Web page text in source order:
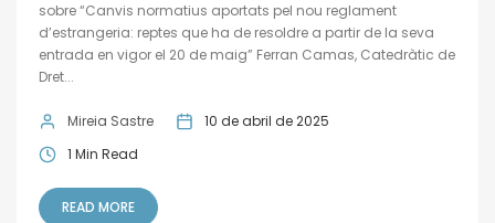
sobre “Canvis normatius aportats pel nou reglament
d’estrangeria: reptes que ha de resoldre a partir de la seva
entrada en vigor el 20 de maig” Ferran Camas, Catedràtic de
Dret...
Mireia Sastre
10 de abril de 2025
1 Min Read
READ MORE